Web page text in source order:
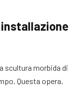
scultura morbida di
Questa opera,